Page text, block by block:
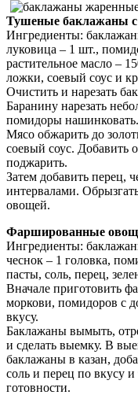
Тушеные баклажаны с
Ингредиенты:
луковица – 1 шт.,
растительное масло –
ложки, соевый соус и
Очистить и нарезать
Баранину нарезать
помидоры нашинковать.
Мясо обжарить до
соевый соус. Добавить
поджарить.
Затем добавить перец,
интервалами.
овощей.
Фаршированные
Ингредиенты:
чеснок – 1 головка,
пасты, соль, перец,
Вначале приготовить
моркови, помидоров с
вкусу.
Баклажаны вымыть,
и сделать выемку. В
баклажаны в казан,
соль и перец по вкусу
готовности.